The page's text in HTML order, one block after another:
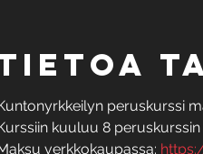
peruskurssi
kuuluu 8 peruskurssin
verkkokaupassa: